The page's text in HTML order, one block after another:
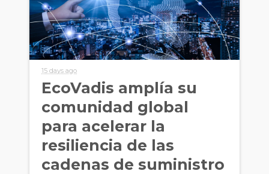
15 days ago
EcoVadis amplía su
comunidad global
para acelerar la
resiliencia de las
cadenas de suministro